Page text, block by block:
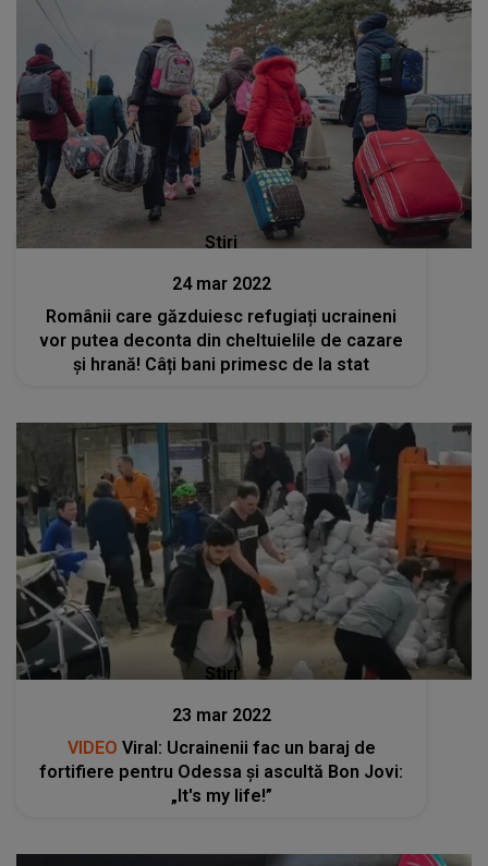
Stiri
24 mar 2022
Românii care găzduiesc refugiați ucraineni
vor putea deconta din cheltuielile de cazare
și hrană! Câți bani primesc de la stat
Stiri
23 mar 2022
VIDEO Viral: Ucrainenii fac un baraj de
fortifiere pentru Odessa și ascultă Bon Jovi:
„It's my life!”